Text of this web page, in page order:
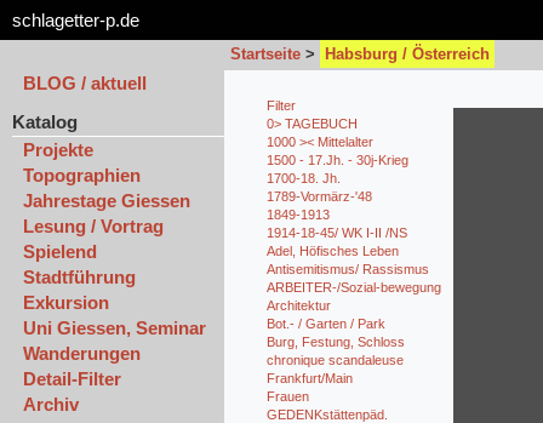
schlagetter-p.de
Startseite > Habsburg / Österreich
BLOG / aktuell
Katalog
Projekte
Topographien
Jahrestage Giessen
Lesung / Vortrag
Spielend
Stadtführung
Exkursion
Uni Giessen, Seminar
Wanderungen
Detail-Filter
Archiv
Filter
0> TAGEBUCH
1000 >< Mittelalter
1500 - 17.Jh. - 30j-Krieg
1700-18. Jh.
1789-Vormärz-'48
1849-1913
1914-18-45/ WK I-II /NS
Adel, Höfisches Leben
Antisemitismus/ Rassismus
ARBEITER-/Sozial-bewegung
Architektur
Bot.- / Garten / Park
Burg, Festung, Schloss
chronique scandaleuse
Frankfurt/Main
Frauen
GEDENKstättenpäd.